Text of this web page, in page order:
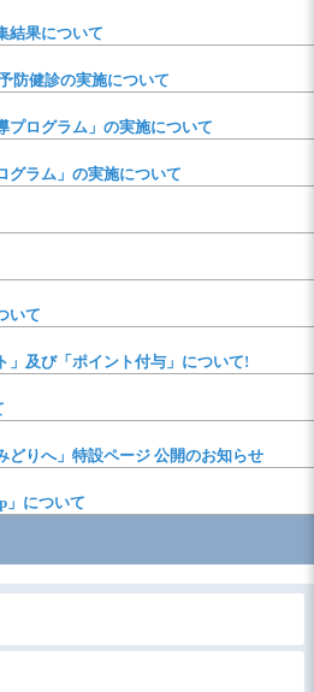
結果について
防健診の実施について
プログラム」の実施について
グラム」の実施について
いて
」及び「ポイント付与」について!
どりへ」特設ページ 公開のお知らせ
」について